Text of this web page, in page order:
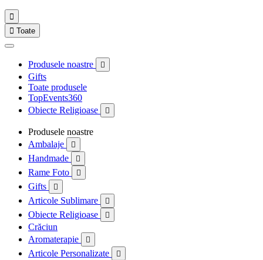

 Toate
Produsele noastre 
Gifts
Toate produsele
TopEvents360
Obiecte Religioase

Produsele noastre
Ambalaje

Handmade 
Rame Foto 
Gifts 
Articole Sublimare 
Obiecte Religioase 
Crăciun
Aromaterapie

Articole Personalizate 